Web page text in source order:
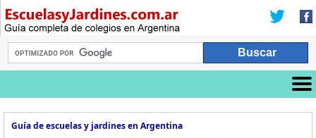
Guía de escuelas y jardines en Argentina